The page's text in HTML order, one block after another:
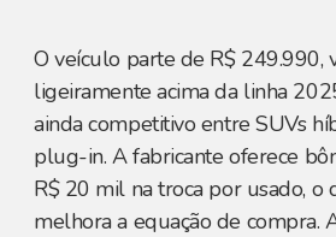
O veículo parte de R$ 249.990,
ligeiramente acima da linha
ainda competitivo entre SUVs
plug-in. A fabricante oferece
R$ 20 mil na troca por usado, o
melhora a equação de compra.